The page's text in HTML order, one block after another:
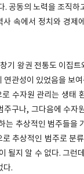
공동의 노력을 조직하
속에서 정치와 경제
기 왕권 전통도 이집
관성이 있었음을 보
수자원 관리는 생태
구나, 그다음에 수자
추상적인 범주들을
로 추상적인 범주로
될지 알 수 없다. 그런
다.